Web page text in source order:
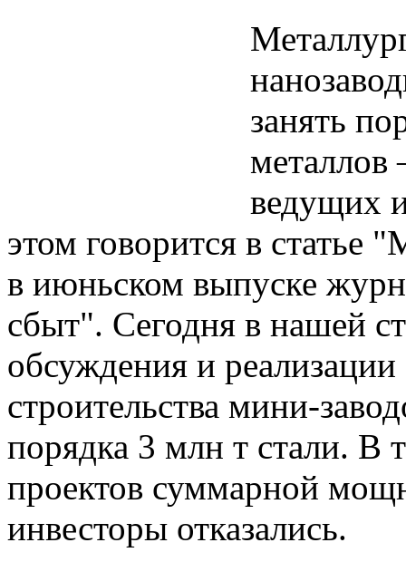
занять
металлов
ведущих
этом говорится в статье
в июньском выпуске
сбыт". Сегодня в нашей
обсуждения и реализации
строительства мини-
порядка 3 млн т стали. В
проектов суммарной
инвесторы отказались.